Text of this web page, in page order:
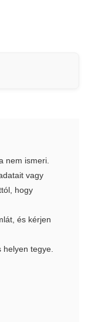
nem ismeri.
vagy
hogy
és kérjen
tegye.